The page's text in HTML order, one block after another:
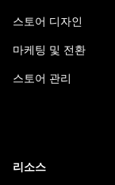
스토어 디자인
마케팅 및 전환
스토어 관리
리소스